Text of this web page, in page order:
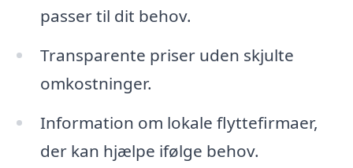
passer til dit behov.
Transparente priser uden skjulte
omkostninger.
Information om lokale flyttefirmaer,
der kan hjælpe ifølge behov.